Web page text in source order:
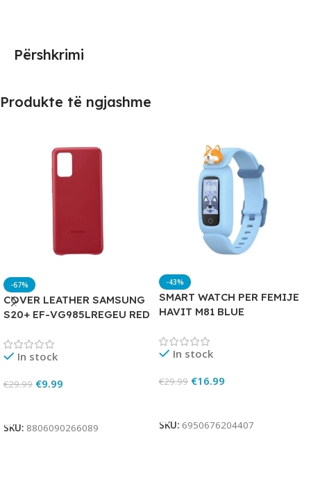
Përshkrimi
Produkte të ngjashme
-67%
COVER LEATHER SAMSUNG
S20+ EF-VG985LREGEU RED
In stock
€29.99 €9.99
SKU: 8806090266089
-43%
SMART WATCH PER FEMIJE
HAVIT M81 BLUE
In stock
€29.99 €16.99
SKU: 6950676204407